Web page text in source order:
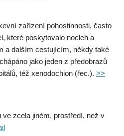
zařízení pohostinnosti, často
které poskytovalo nocleh a
a dalším cestujícím, někdy také
jako jeden z předobrazů
též xenodochion (řec.). >>
zcela jiném, prostředí, než v